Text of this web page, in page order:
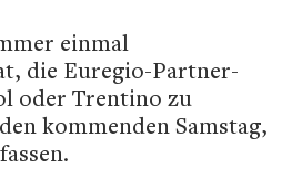
einmal
die Euregio-Partner-
oder Trentino zu
kommenden Samstag,